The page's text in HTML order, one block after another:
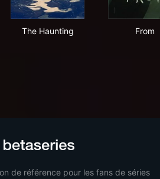
The Haunting From
de référence pour les fans de séries